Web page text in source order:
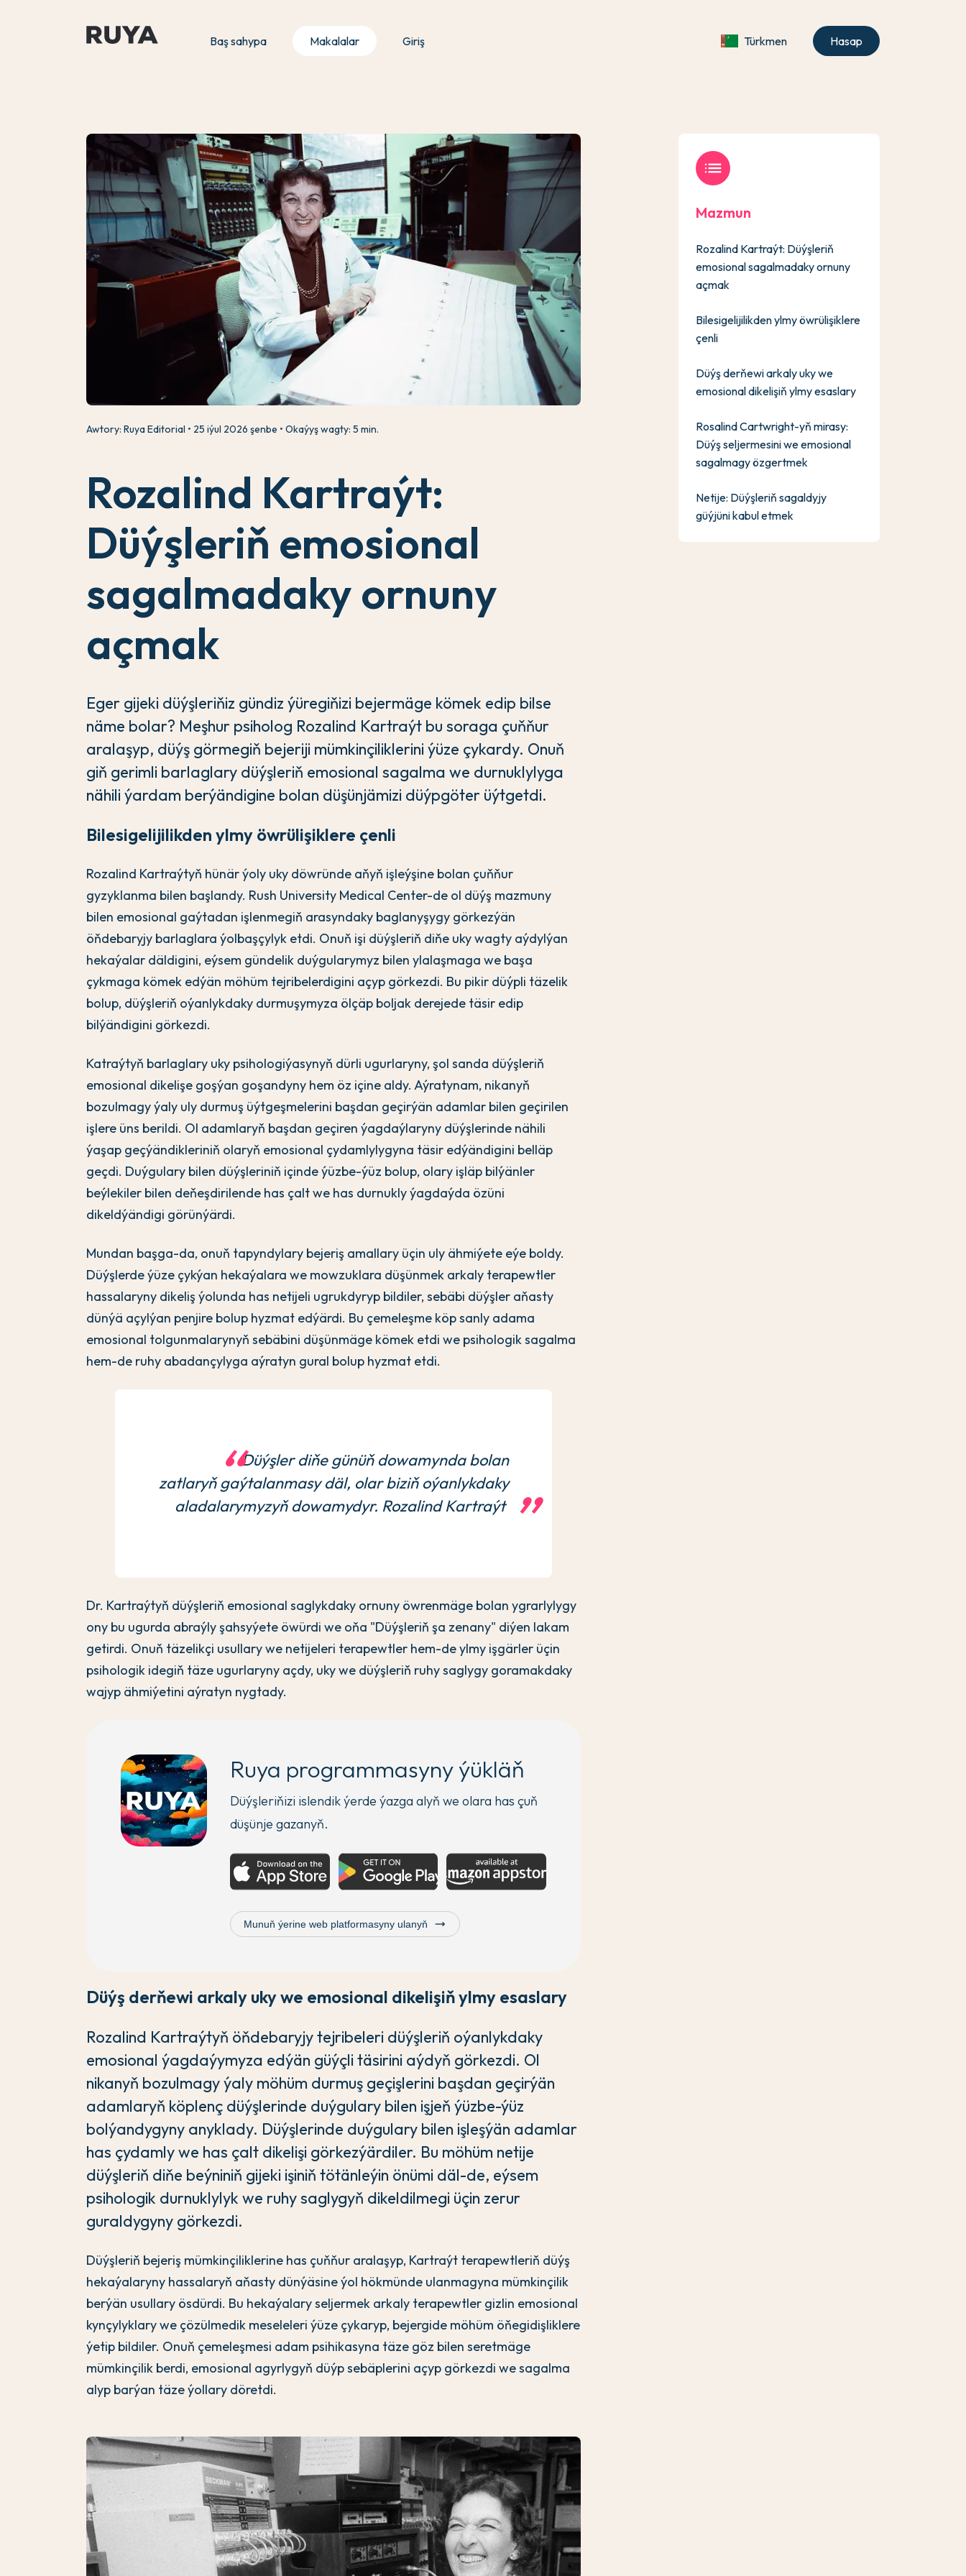
Baş sahypa Makalalar Giriş Türkmen Hasap
Awtory: Ruya Editorial 25 iýul 2026 şenbe Okaýyş wagty: 5 min.
Rozalind Kartraýt:
Düýşleriň emosional
sagalmadaky ornuny
açmak
Eger gijeki düýşleriňiz gündiz ýüregiňizi bejermäge kömek edip bilse
näme bolar? Meşhur psiholog Rozalind Kartraýt bu soraga çuňňur
aralaşyp, düýş görmegiň bejeriji mümkinçiliklerini ýüze çykardy. Onuň
giň gerimli barlaglary düýşleriň emosional sagalma we durnuklylyga
nähili ýardam berýändigine bolan düşünjämizi düýpgöter üýtgetdi.
Bilesigelijilikden ylmy öwrülişiklere çenli
Rozalind Kartraýtyň hünär ýoly uky döwründe aňyň işleýşine bolan çuňňur
gyzyklanma bilen başlandy. Rush University Medical Center-de ol düýş mazmuny
bilen emosional gaýtadan işlenmegiň arasyndaky baglanyşygy görkezýän
öňdebaryjy barlaglara ýolbaşçylyk etdi. Onuň işi düýşleriň diňe uky wagty aýdylýan
hekaýalar däldigini, eýsem gündelik duýgularymyz bilen ylalaşmaga we başa
çykmaga kömek edýän möhüm tejribelerdigini açyp görkezdi. Bu pikir düýpli täzelik
bolup, düýşleriň oýanlykdaky durmuşymyza ölçäp boljak derejede täsir edip
bilýändigini görkezdi.
Katraýtyň barlaglary uky psihologiýasynyň dürli ugurlaryny, şol sanda düýşleriň
emosional dikelişe goşýan goşandyny hem öz içine aldy. Aýratynam, nikanyň
bozulmagy ýaly uly durmuş üýtgeşmelerini başdan geçirýän adamlar bilen geçirilen
işlere üns berildi. Ol adamlaryň başdan geçiren ýagdaýlaryny düýşlerinde nähili
ýaşap geçýändikleriniň olaryň emosional çydamlylygyna täsir edýändigini belläp
geçdi. Duýgulary bilen düýşleriniň içinde ýüzbe-ýüz bolup, olary işläp bilýänler
beýlekiler bilen deňeşdirilende has çalt we has durnukly ýagdaýda özüni
dikeldýändigi görünýärdi.
Mundan başga-da, onuň tapyndylary bejeriş amallary üçin uly ähmiýete eýe boldy.
Düýşlerde ýüze çykýan hekaýalara we mowzuklara düşünmek arkaly terapewtler
hassalaryny dikeliş ýolunda has netijeli ugrukdyryp bildiler, sebäbi düýşler aňasty
dünýä açylýan penjire bolup hyzmat edýärdi. Bu çemeleşme köp sanly adama
emosional tolgunmalarynyň sebäbini düşünmäge kömek etdi we psihologik sagalma
hem-de ruhy abadançylyga aýratyn gural bolup hyzmat etdi.
Düýşler diňe günüň dowamynda bolan
zatlaryň gaýtalanmasy däl, olar biziň oýanlykdaky
aladalarymyzyň dowamydyr. Rozalind Kartraýt
Dr. Kartraýtyň düýşleriň emosional saglykdaky ornuny öwrenmäge bolan ygrarlylygy
ony bu ugurda abraýly şahsyýete öwürdi we oňa "Düýşleriň şa zenany" diýen lakam
getirdi. Onuň täzelikçi usullary we netijeleri terapewtler hem-de ylmy işgärler üçin
psihologik idegiň täze ugurlaryny açdy, uky we düýşleriň ruhy saglygy goramakdaky
wajyp ähmiýetini aýratyn nygtady.
Ruya programmasyny ýükläň
Düýşleriňizi islendik ýerde ýazga alyň we olara has çuň
düşünje gazanyň.
Munuň ýerine web platformasyny ulanyň trending_flat
Düýş derňewi arkaly uky we emosional dikelişiň ylmy esaslary
Rozalind Kartraýtyň öňdebaryjy tejribeleri düýşleriň oýanlykdaky
emosional ýagdaýymyza edýän güýçli täsirini aýdyň görkezdi. Ol
nikanyň bozulmagy ýaly möhüm durmuş geçişlerini başdan geçirýän
adamlaryň köplenç düýşlerinde duýgulary bilen işjeň ýüzbe-ýüz
bolýandygyny anyklady. Düýşlerinde duýgulary bilen işleşýän adamlar
has çydamly we has çalt dikelişi görkezýärdiler. Bu möhüm netije
düýşleriň diňe beýniniň gijeki işiniň tötänleýin önümi däl-de, eýsem
psihologik durnuklylyk we ruhy saglygyň dikeldilmegi üçin zerur
guraldygyny görkezdi.
Düýşleriň bejeriş mümkinçiliklerine has çuňňur aralaşyp, Kartraýt terapewtleriň düýş
hekaýalaryny hassalaryň aňasty dünýäsine ýol hökmünde ulanmagyna mümkinçilik
berýän usullary ösdürdi. Bu hekaýalary seljermek arkaly terapewtler gizlin emosional
kynçylyklary we çözülmedik meseleleri ýüze çykaryp, bejergide möhüm öňegidişliklere
ýetip bildiler. Onuň çemeleşmesi adam psihikasyna täze göz bilen seretmäge
mümkinçilik berdi, emosional agyrlygyň düýp sebäplerini açyp görkezdi we sagalma
alyp barýan täze ýollary döretdi.
list
Mazmun
Rozalind Kartraýt: Düýşleriň
emosional sagalmadaky ornuny
açmak
Bilesigelijilikden ylmy öwrülişiklere
çenli
Düýş derňewi arkaly uky we
emosional dikelişiň ylmy esaslary
Rosalind Cartwright-yň mirasy:
Düýş seljermesini we emosional
sagalmagy özgertmek
Netije: Düýşleriň sagaldyjy
güýjüni kabul etmek